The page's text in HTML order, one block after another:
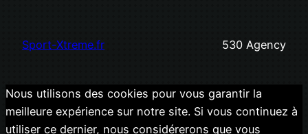
Sport-Xtreme.fr 530 Agency
Nous utilisons des cookies pour vous garantir la
meilleure expérience sur notre site. Si vous continuez à
utiliser ce dernier, nous considérerons que vous